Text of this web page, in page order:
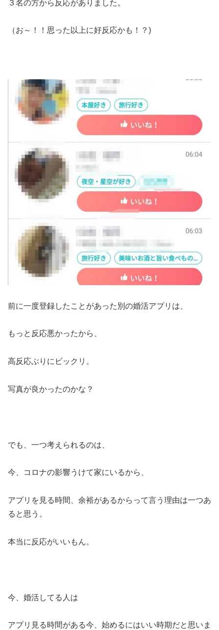
３名の方から反応がありました。
（お～！！思った以上に好反応かも！？)
前に一度登録したことがあった別の婚活アプリは、
もっと反応悪かったから、
高反応ぶりにビックリ。
写真が良かったのかな？
でも、一つ考えられるのは、
今、コロナの影響うけて家にいるから、
アプリを見る時間、余裕があるからって言う理由は一つあ
ると思う。
本当に反応がいいもん。
今、婚活してる人は
アプリ見る時間がある今、始めるにはいい時期だと思いま